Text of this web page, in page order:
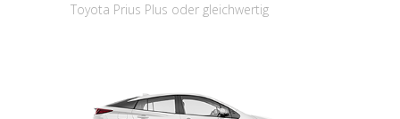
Toyota Prius Plus oder gleichwertig